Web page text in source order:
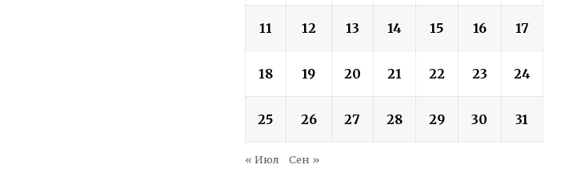
11 12 13 14 15 16 17
18 19 20 21 22 23 24
25 26 27 28 29 30 31
« Июл Сен »